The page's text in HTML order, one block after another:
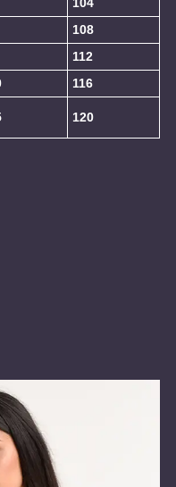
108
112
116
120